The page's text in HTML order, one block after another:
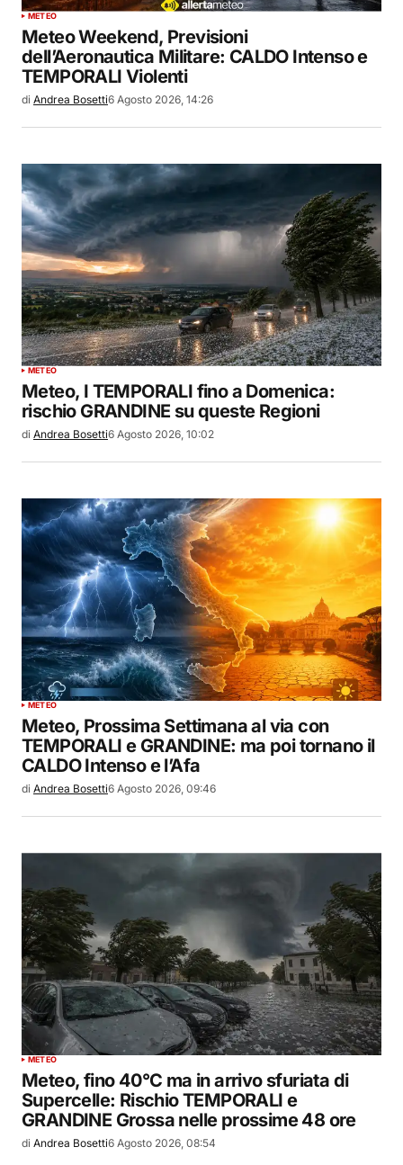
METEO
Meteo Weekend, Previsioni
dell’Aeronautica Militare: CALDO Intenso e
TEMPORALI Violenti
di Andrea Bosetti6 Agosto 2026, 14:26
METEO
Meteo, I TEMPORALI fino a Domenica:
rischio GRANDINE su queste Regioni
di Andrea Bosetti6 Agosto 2026, 10:02
METEO
Meteo, Prossima Settimana al via con
TEMPORALI e GRANDINE: ma poi tornano il
CALDO Intenso e l’Afa
di Andrea Bosetti6 Agosto 2026, 09:46
METEO
Meteo, fino 40°C ma in arrivo sfuriata di
Supercelle: Rischio TEMPORALI e
GRANDINE Grossa nelle prossime 48 ore
di Andrea Bosetti6 Agosto 2026, 08:54